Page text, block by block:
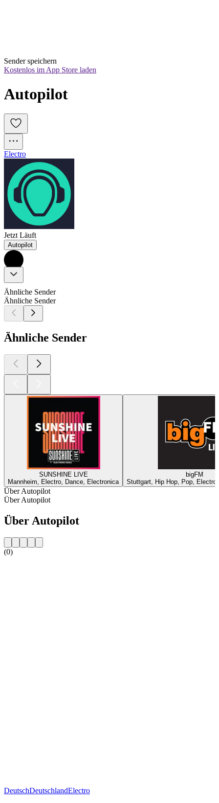
Sender speichern
Kostenlos im App Store laden
Autopilot
Electro
Jetzt Läuft
Autopilot
Ähnliche Sender
Ähnliche Sender
Ähnliche Sender
SUNSHINE LIVE
Mannheim, Electro, Dance, Electronica
bigFM
Stuttgart, Hip Hop, Pop,
Über Autopilot
Über Autopilot
Über Autopilot
(0)
DeutschDeutschlandElectro